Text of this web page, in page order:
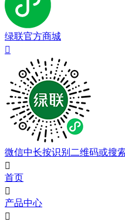
绿联官方商城

微信中长按识别二维码或搜

首页

产品中心
